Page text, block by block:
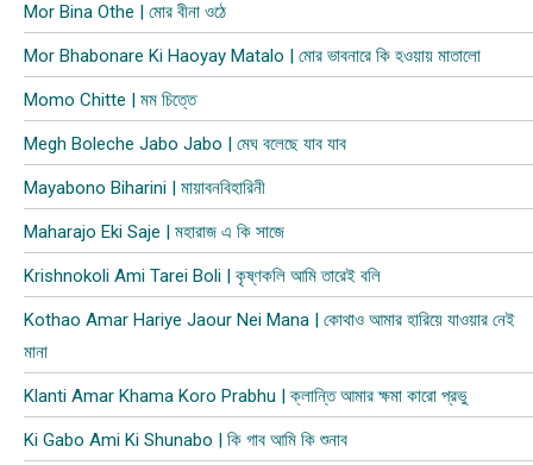
Mor Bina Othe | মোর বীনা ওঠে
Mor Bhabonare Ki Haoyay Matalo | মোর ভাবনারে কি হওয়ায় মাতালো
Momo Chitte | মম চিত্তে
Megh Boleche Jabo Jabo | মেঘ বলেছে যাব যাব
Mayabono Biharini | মায়াবনবিহারিনী
Maharajo Eki Saje | মহারাজ এ কি সাজে
Krishnokoli Ami Tarei Boli | কৃষ্ণকলি আমি তারেই বলি
Kothao Amar Hariye Jaour Nei Mana | কোথাও আমার হারিয়ে যাওয়ার নেই
মানা
Klanti Amar Khama Koro Prabhu | ক্লান্তি আমার ক্ষমা কারো প্রভু
Ki Gabo Ami Ki Shunabo | কি গাব আমি কি শুনাব​